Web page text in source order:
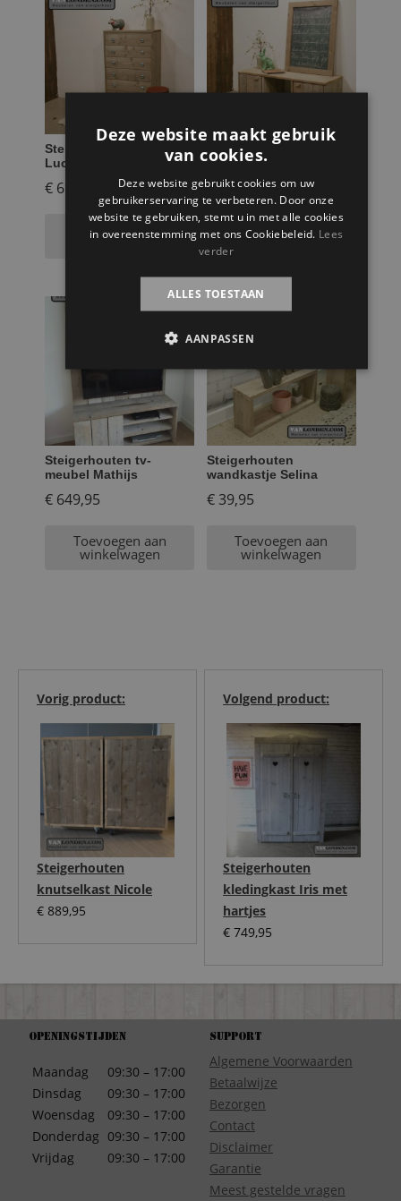
Steigerhouten ladekast
Lucy
€ 695,95
Toevoegen aan
winkelwagen
Steigerhouten dressoir
Marit
€379,95
Toevoegen aan
winkelwagen
Steigerhouten tv-
meubel Mathijs
€ 649,95
Toevoegen aan
winkelwagen
Steigerhouten
wandkastje Selina
€39,95
Toevoegen aan
winkelwagen
Volgend product:
Steigerhouten
kledingkast Iris met
hartjes
€ 749,95
Vorig product:
Steigerhouten
knutselkast Nicole
€ 889,95
Openingstijden
Maandag
Dinsdag
Woensdag
Donderdag
Vrijdag
09:30 – 17:00
09:30 – 17:00
09:30 – 17:00
09:30 – 17:00
09:30 – 17:00
Support
Algemene Voorwaarden
Betaalwijze
Bezorgen
Contact
Disclaimer
Garantie
Meest gestelde vragen
Deze website maakt gebruik
van cookies.
Deze website gebruikt cookies om uw
gebruikerservaring te verbeteren. Door onze
website te gebruiken, stemt u in met alle cookies
in overeenstemming met ons Cookiebeleid. Lees
verder
ALLES TOESTAAN
AANPASSEN